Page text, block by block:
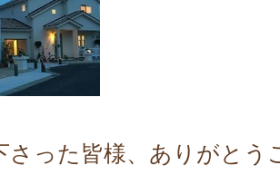
さった皆様、ありがとう